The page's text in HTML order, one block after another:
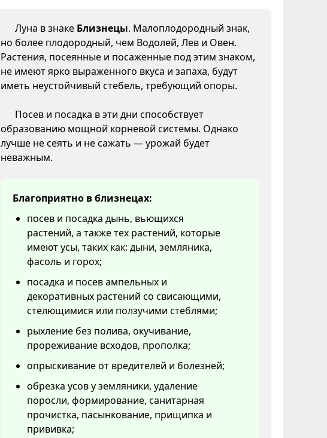
Луна в знаке Близнецы. Малоплодородный знак,
но более плодородный, чем Водолей, Лев и Овен.
Растения, посеянные и посаженные под этим знаком,
не имеют ярко выраженного вкуса и запаха, будут
иметь неустойчивый стебель, требующий опоры.
Посев и посадка в эти дни способствует
образованию мощной корневой системы. Однако
лучше не сеять и не сажать — урожай будет
неважным.
Благоприятно в близнецах:
посев и посадка дынь, вьющихся
растений, а также тех растений, которые
имеют усы, таких как: дыни, земляника,
фасоль и горох;
посадка и посев ампельных и
декоративных растений со свисающими,
стелющимися или ползучими стеблями;
рыхление без полива, окучивание,
прореживание всходов, прополка;
опрыскивание от вредителей и болезней;
обрезка усов у земляники, удаление
поросли, формирование, санитарная
прочистка, пасынкование, прищипка и
прививка;